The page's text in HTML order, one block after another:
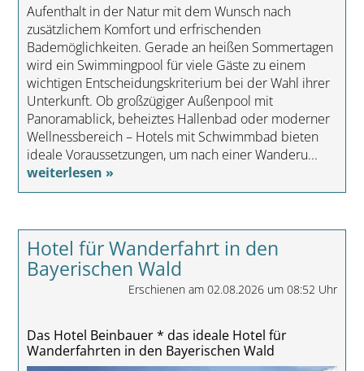
Aufenthalt in der Natur mit dem Wunsch nach
zusätzlichem Komfort und erfrischenden
Bademöglichkeiten. Gerade an heißen Sommertagen
wird ein Swimmingpool für viele Gäste zu einem
wichtigen Entscheidungskriterium bei der Wahl ihrer
Unterkunft. Ob großzügiger Außenpool mit
Panoramablick, beheiztes Hallenbad oder moderner
Wellnessbereich – Hotels mit Schwimmbad bieten
ideale Voraussetzungen, um nach einer Wanderu...
weiterlesen »
Hotel für Wanderfahrt in den
Bayerischen Wald
Erschienen am 02.08.2026 um 08:52 Uhr
Das Hotel Beinbauer * das ideale Hotel für
Wanderfahrten in den Bayerischen Wald